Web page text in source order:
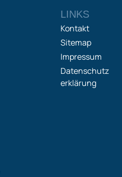
LINKS
Kontakt
Sitemap
Impressum
Datenschutz
erklärung